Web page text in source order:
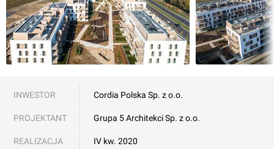
INWESTOR Cordia Polska Sp. z o.o.
PROJEKTANT Grupa 5 Architekci Sp. z o.o.
REALIZACJA IV kw. 2020